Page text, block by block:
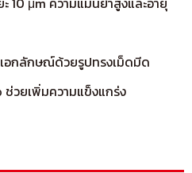
อกลักษณ์ด้วยรูปทรงเม็ดมีด
วยเพิ่มความแข็งแกร่ง